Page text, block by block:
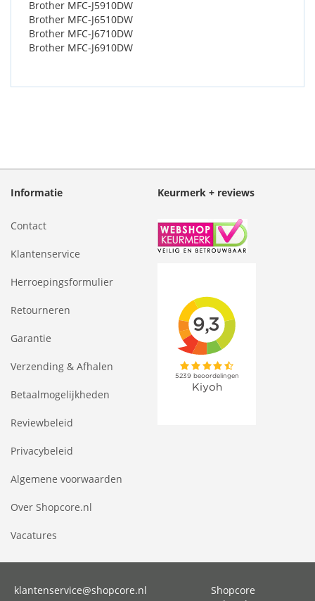
Brother MFC-J5910DW
Brother MFC-J6510DW
Brother MFC-J6710DW
Brother MFC-J6910DW
Informatie
Contact
Klantenservice
Herroepingsformulier
Retourneren
Garantie
Verzending & Afhalen
Betaalmogelijkheden
Reviewbeleid
Privacybeleid
Algemene voorwaarden
Over Shopcore.nl
Vacatures
Keurmerk + reviews
klantenservice@shopcore.nl
Shopcore